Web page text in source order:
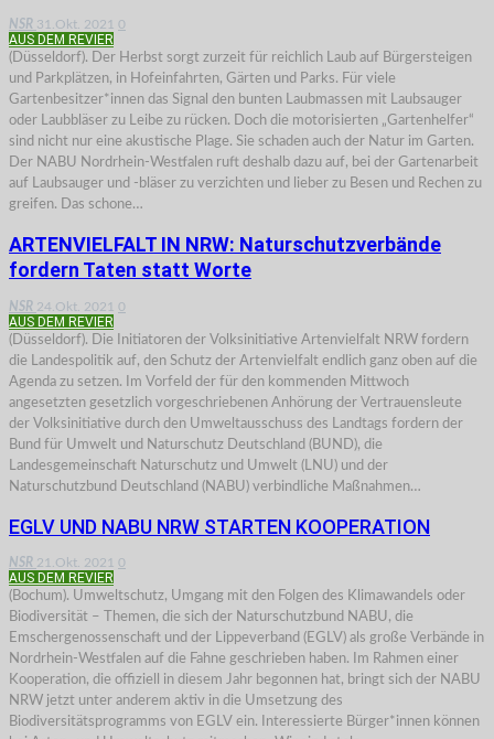
NSR 31.Okt. 2021 0
AUS DEM REVIER
(Düsseldorf). Der Herbst sorgt zurzeit für reichlich Laub auf Bürgersteigen
und Parkplätzen, in Hofeinfahrten, Gärten und Parks. Für viele
Gartenbesitzer*innen das Signal den bunten Laubmassen mit Laubsauger
oder Laubbläser zu Leibe zu rücken. Doch die motorisierten „Gartenhelfer“
sind nicht nur eine akustische Plage. Sie schaden auch der Natur im Garten.
Der NABU Nordrhein-Westfalen ruft deshalb dazu auf, bei der Gartenarbeit
auf Laubsauger und -bläser zu verzichten und lieber zu Besen und Rechen zu
greifen. Das schone…
ARTENVIELFALT IN NRW: Naturschutzverbände
fordern Taten statt Worte
NSR 24.Okt. 2021 0
AUS DEM REVIER
(Düsseldorf). Die Initiatoren der Volksinitiative Artenvielfalt NRW fordern
die Landespolitik auf, den Schutz der Artenvielfalt endlich ganz oben auf die
Agenda zu setzen. Im Vorfeld der für den kommenden Mittwoch
angesetzten gesetzlich vorgeschriebenen Anhörung der Vertrauensleute
der Volksinitiative durch den Umweltausschuss des Landtags fordern der
Bund für Umwelt und Naturschutz Deutschland (BUND), die
Landesgemeinschaft Naturschutz und Umwelt (LNU) und der
Naturschutzbund Deutschland (NABU) verbindliche Maßnahmen…
EGLV UND NABU NRW STARTEN KOOPERATION
NSR 21.Okt. 2021 0
AUS DEM REVIER
(Bochum). Umweltschutz, Umgang mit den Folgen des Klimawandels oder
Biodiversität – Themen, die sich der Naturschutzbund NABU, die
Emschergenossenschaft und der Lippeverband (EGLV) als große Verbände in
Nordrhein-Westfalen auf die Fahne geschrieben haben. Im Rahmen einer
Kooperation, die offiziell in diesem Jahr begonnen hat, bringt sich der NABU
NRW jetzt unter anderem aktiv in die Umsetzung des
Biodiversitätsprogramms von EGLV ein. Interessierte Bürger*innen können